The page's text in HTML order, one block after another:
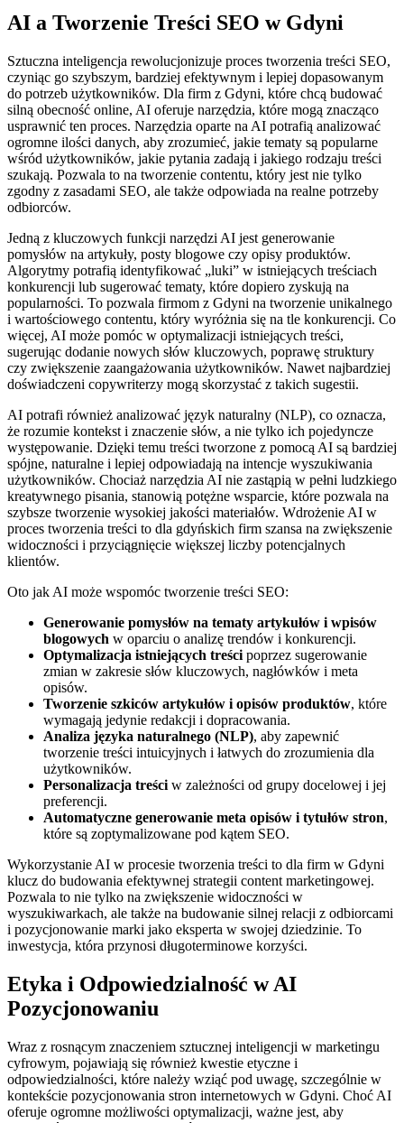
AI a Tworzenie Treści SEO w Gdyni
Sztuczna inteligencja rewolucjonizuje proces tworzenia treści SEO,
czyniąc go szybszym, bardziej efektywnym i lepiej dopasowanym
do potrzeb użytkowników. Dla firm z Gdyni, które chcą budować
silną obecność online, AI oferuje narzędzia, które mogą znacząco
usprawnić ten proces. Narzędzia oparte na AI potrafią analizować
ogromne ilości danych, aby zrozumieć, jakie tematy są popularne
wśród użytkowników, jakie pytania zadają i jakiego rodzaju treści
szukają. Pozwala to na tworzenie contentu, który jest nie tylko
zgodny z zasadami SEO, ale także odpowiada na realne potrzeby
odbiorców.
Jedną z kluczowych funkcji narzędzi AI jest generowanie
pomysłów na artykuły, posty blogowe czy opisy produktów.
Algorytmy potrafią identyfikować „luki” w istniejących treściach
konkurencji lub sugerować tematy, które dopiero zyskują na
popularności. To pozwala firmom z Gdyni na tworzenie unikalnego
i wartościowego contentu, który wyróżnia się na tle konkurencji. Co
więcej, AI może pomóc w optymalizacji istniejących treści,
sugerując dodanie nowych słów kluczowych, poprawę struktury
czy zwiększenie zaangażowania użytkowników. Nawet najbardziej
doświadczeni copywriterzy mogą skorzystać z takich sugestii.
AI potrafi również analizować język naturalny (NLP), co oznacza,
że rozumie kontekst i znaczenie słów, a nie tylko ich pojedyncze
występowanie. Dzięki temu treści tworzone z pomocą AI są bardziej
spójne, naturalne i lepiej odpowiadają na intencje wyszukiwania
użytkowników. Chociaż narzędzia AI nie zastąpią w pełni ludzkiego
kreatywnego pisania, stanowią potężne wsparcie, które pozwala na
szybsze tworzenie wysokiej jakości materiałów. Wdrożenie AI w
proces tworzenia treści to dla gdyńskich firm szansa na zwiększenie
widoczności i przyciągnięcie większej liczby potencjalnych
klientów.
Oto jak AI może wspomóc tworzenie treści SEO:
Generowanie pomysłów na tematy artykułów i wpisów
blogowych w oparciu o analizę trendów i konkurencji.
Optymalizacja istniejących treści poprzez sugerowanie
zmian w zakresie słów kluczowych, nagłówków i meta
opisów.
Tworzenie szkiców artykułów i opisów produktów, które
wymagają jedynie redakcji i dopracowania.
Analiza języka naturalnego (NLP), aby zapewnić
tworzenie treści intuicyjnych i łatwych do zrozumienia dla
użytkowników.
Personalizacja treści w zależności od grupy docelowej i jej
preferencji.
Automatyczne generowanie meta opisów i tytułów stron,
które są zoptymalizowane pod kątem SEO.
Wykorzystanie AI w procesie tworzenia treści to dla firm w Gdyni
klucz do budowania efektywnej strategii content marketingowej.
Pozwala to nie tylko na zwiększenie widoczności w
wyszukiwarkach, ale także na budowanie silnej relacji z odbiorcami
i pozycjonowanie marki jako eksperta w swojej dziedzinie. To
inwestycja, która przynosi długoterminowe korzyści.
Etyka i Odpowiedzialność w AI
Pozycjonowaniu
Wraz z rosnącym znaczeniem sztucznej inteligencji w marketingu
cyfrowym, pojawiają się również kwestie etyczne i
odpowiedzialności, które należy wziąć pod uwagę, szczególnie w
kontekście pozycjonowania stron internetowych w Gdyni. Choć AI
oferuje ogromne możliwości optymalizacji, ważne jest, aby